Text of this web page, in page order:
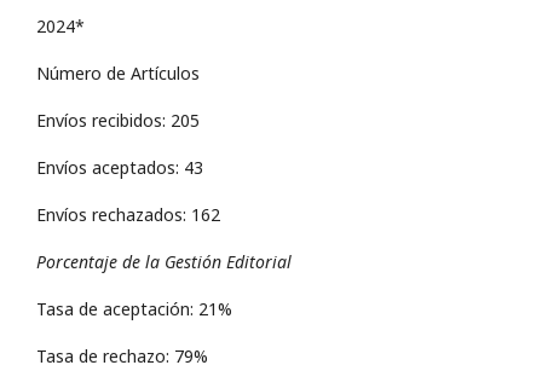
2024*
Número de Artículos
Envíos recibidos: 205
Envíos aceptados: 43
Envíos rechazados: 162
Porcentaje de la Gestión Editorial
Tasa de aceptación: 21%
Tasa de rechazo: 79%